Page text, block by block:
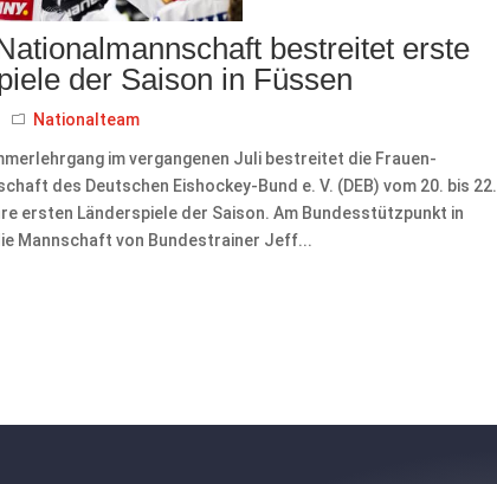
bestreitet erste
der Saison in Füssen
Nationalteam
im vergangenen Juli bestreitet die Frauen-
des Deutschen Eishockey-Bund e. V. (DEB) vom 20. bis 22.
ersten Länderspiele der Saison. Am Bundesstützpunkt in
Mannschaft von Bundestrainer Jeff...